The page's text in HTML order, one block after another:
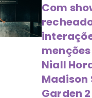
Com
Niall
Madison
Garden